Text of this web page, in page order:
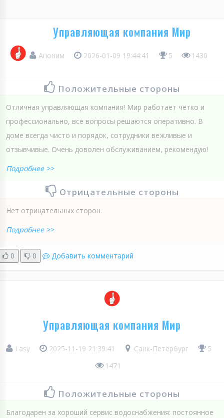
Управляющая компания Мир
Аноним 2026-01-09 19:44:41 5 1430
Положительные стороны
Отличная управляющая компания! Мир работает чётко и
профессионально, все вопросы решаются оперативно. В
доме всегда чисто и порядок, сотрудники вежливые и
отзывчивые. Очень доволен обслуживанием, рекомендую!
Подробнее >>
Отрицательные стороны
Нет отрицательных сторон.
Подробнее >>
0 0 Добавить комментарий
Управляющая компания Мир
Lasy 2025-11-19 21:39:41 Санк-Петербург
5
1471
Положительные стороны
Благодарен за хороший сервис водоснабжения: постоянное